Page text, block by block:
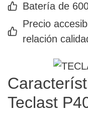
Batería de
Precio
relación
Teclast